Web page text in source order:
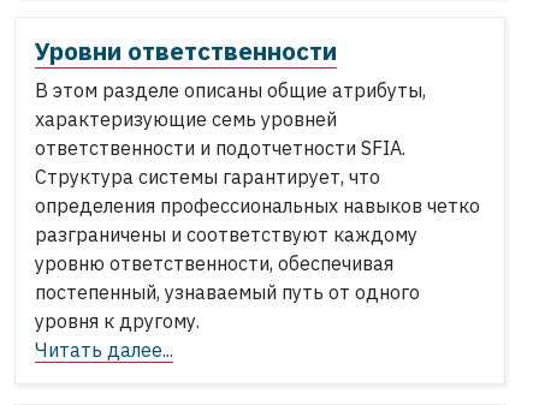
Уровни ответственности
В этом разделе описаны общие атрибуты,
характеризующие семь уровней
ответственности и подотчетности SFIA.
Структура системы гарантирует, что
определения профессиональных навыков четко
разграничены и соответствуют каждому
уровню ответственности, обеспечивая
постепенный, узнаваемый путь от одного
уровня к другому.
Читать далее...